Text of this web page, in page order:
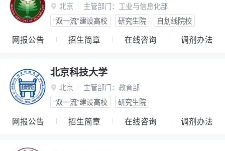
 北京 主管部门： 工业与信息化部
“双一流”建设高校
研究生院 自划线院校
网报公告 招生简章 在线咨询 调剂办法
北京科技大学
 北京 主管部门： 教育部
“双一流”建设高校
研究生院
网报公告 招生简章 在线咨询 调剂办法